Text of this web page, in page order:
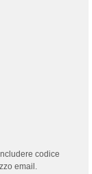
codice
email.